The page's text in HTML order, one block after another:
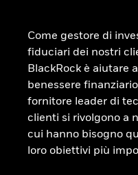
Come gestore di
fiduciari dei nostri
BlackRock è aiutare
benessere
fornitore leader di
clienti si rivolgono a
cui hanno bisogno
loro obiettivi più